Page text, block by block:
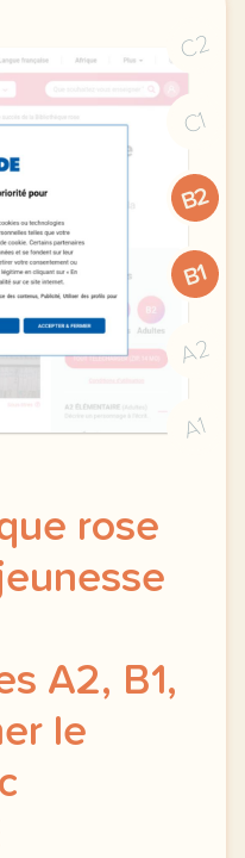
C2
C1
B2
B1
A2
A1
rose
A2, B1,
le